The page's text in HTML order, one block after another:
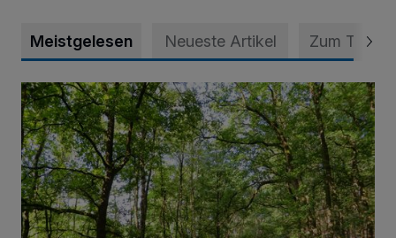
Meistgelesen Neueste Artikel Zum Thema
Sommertour durch Naturpark